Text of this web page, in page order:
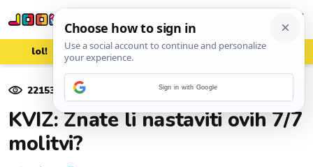
lol! aww vrh! woot?!
22153 pregleda
KVIZ: Znate li nastaviti ovih 7/7
molitvi?
Sign in with Google